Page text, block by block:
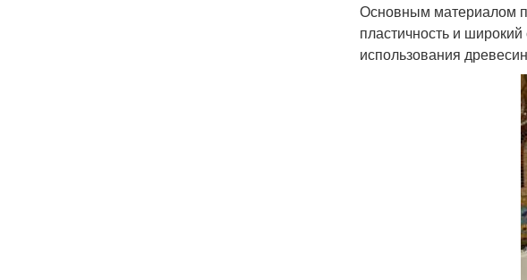
Основным материалом
пластичность и
использования